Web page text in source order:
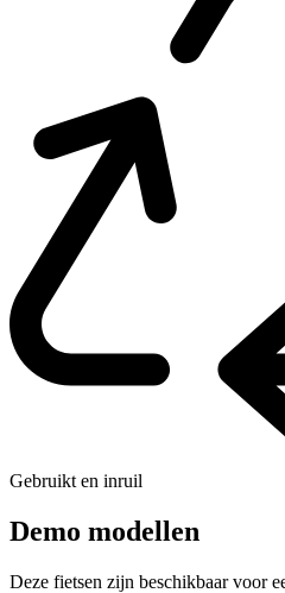
Gebruikt en inruil
Demo modellen
Deze fietsen zijn beschikbaar voor